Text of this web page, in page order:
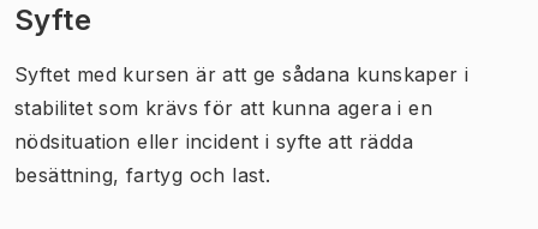
Syfte
Syftet med kursen är att ge sådana kunskaper i
stabilitet som krävs för att kunna agera i en
nödsituation eller incident i syfte att rädda
besättning, fartyg och last.